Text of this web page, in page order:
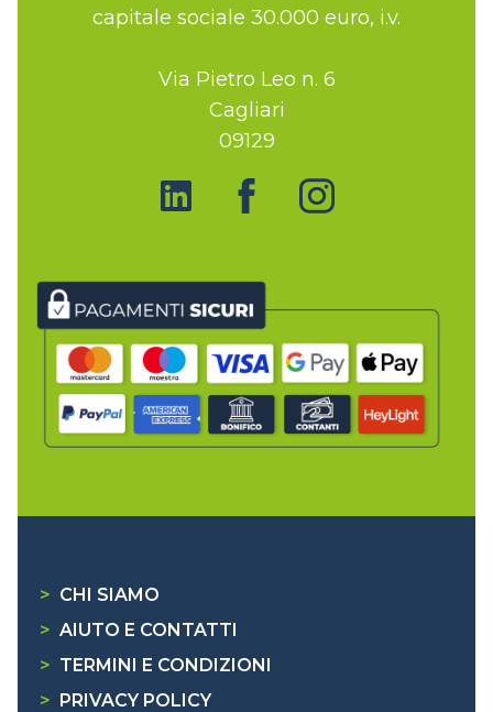
capitale sociale 30.000 euro, i.v.
Via Pietro Leo n. 6
Cagliari
09129
> CHI SIAMO
> AIUTO E CONTATTI
> TERMINI E CONDIZIONI
> PRIVACY POLICY